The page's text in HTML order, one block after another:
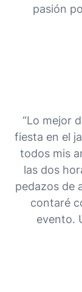
pasión
“Lo mejor
fiesta en el
todos mis
las dos
pedazos de
contaré
evento.